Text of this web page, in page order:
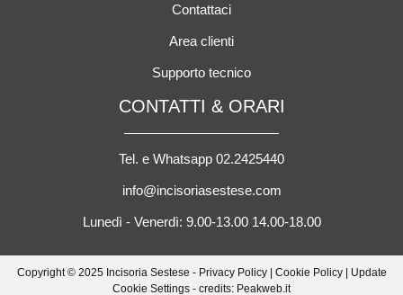
Contattaci
Area clienti
Supporto tecnico
CONTATTI & ORARI
Tel. e Whatsapp 02.2425440
info@incisoriasestese.com
Lunedì - Venerdì: 9.00-13.00 14.00-18.00
Copyright © 2025 Incisoria Sestese - Privacy Policy| Cookie Policy| Update
Cookie Settings - credits: Peakweb.it